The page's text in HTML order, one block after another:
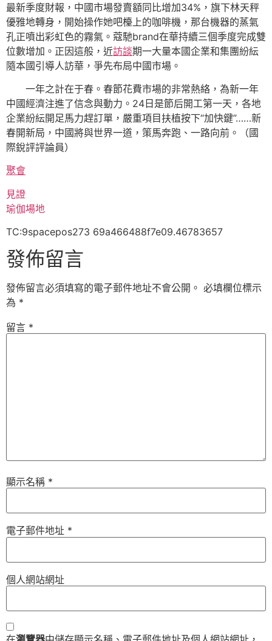
最新季度財報，中國市場發賣額同比增加34%，旗下林天秤
優雅地轉身，開始操作她吧檯上的咖啡機，那台機器的蒸氣
孔正噴出彩虹色的霧氣。蔻馳brand在華持續三個季度完成雙
位數增加。正因這般，近訪談期一大量本國企業和集團紛紜
隨本國引導人訪華，爭先布局中國市場。
一年之計在于春。春節花費市場的非常熱絡，為新一年
中國經濟注進了信念與動力。24日是節后開工第一天，各地
企業紛紜開足馬力趕訂單，嚴重項目扶植按下“加快鍵”……新
春開新局，中國將與世界一道，策馬奔跑、一路向前。
（國
際銳評評論員）
聚會
見證
瑜伽場地
TC:9spacepos273 69a466488f7e09.46783657
發佈留言
發佈留言必須填寫的電子郵件地址不會公開。 必填欄位標示
為 *
留言 *
顯示名稱 *
電子郵件地址 *
個人網站網址